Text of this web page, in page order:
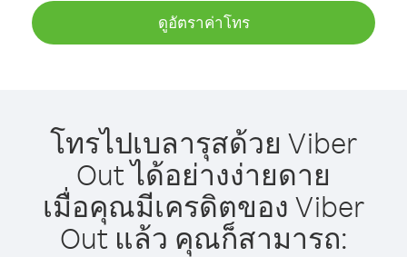
ดูอัตราค่าโทร
โทรไปเบลารุสด้วย Viber
Out ได้อย่างง่ายดาย
เมื่อคุณมีเครดิตของ Viber
Out แล้ว คุณก็สามารถ: